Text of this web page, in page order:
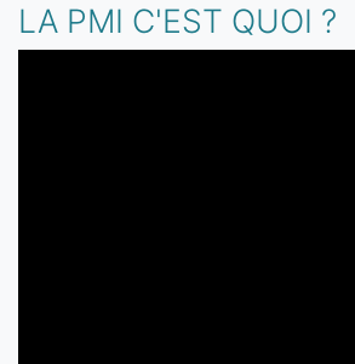
LA PMI C'EST QUOI ?